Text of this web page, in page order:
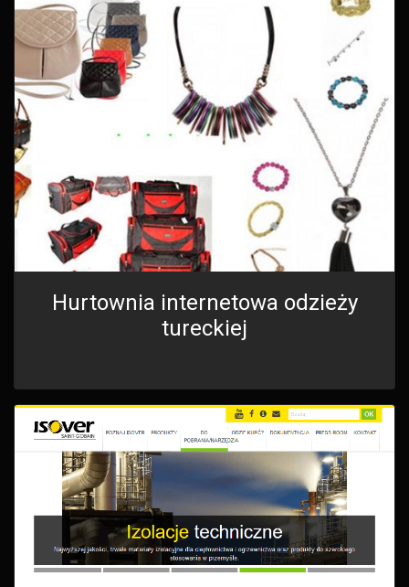
Hurtownia internetowa odzieży
tureckiej